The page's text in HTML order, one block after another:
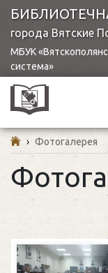
города Вятские
МБУК
система»
› Фотогалерея